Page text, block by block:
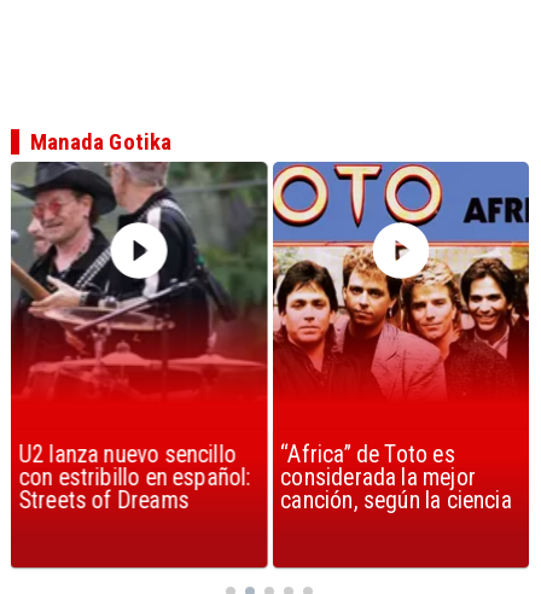
“Africa” de Toto es
considerada la mejor
canción, según la ciencia
Berlin y la creación de
«Take My Breath Away»
en Top Gun
Manada Gotika